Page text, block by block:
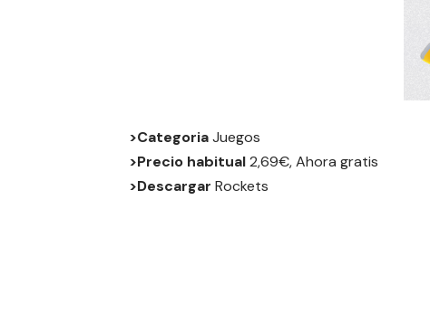
>CategoriaJuegos
>Precio habitual2,69€, Ahora gratis
>Descargar Rockets